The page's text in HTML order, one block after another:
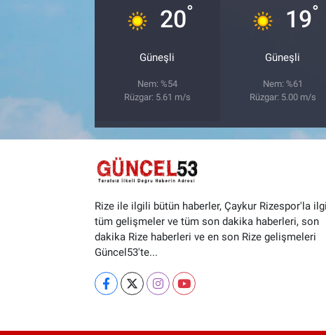
20°
Güneşli
Nem: %54
Rüzgar: 5.61 m/s
19°
Güneşli
Nem: %61
Rüzgar: 5.00 m/s
Rize ile ilgili bütün haberler, Çaykur Rizespor'la
tüm gelişmeler ve tüm son dakika haberleri, son
dakika Rize haberleri ve en son Rize gelişmeleri
Güncel53'te...